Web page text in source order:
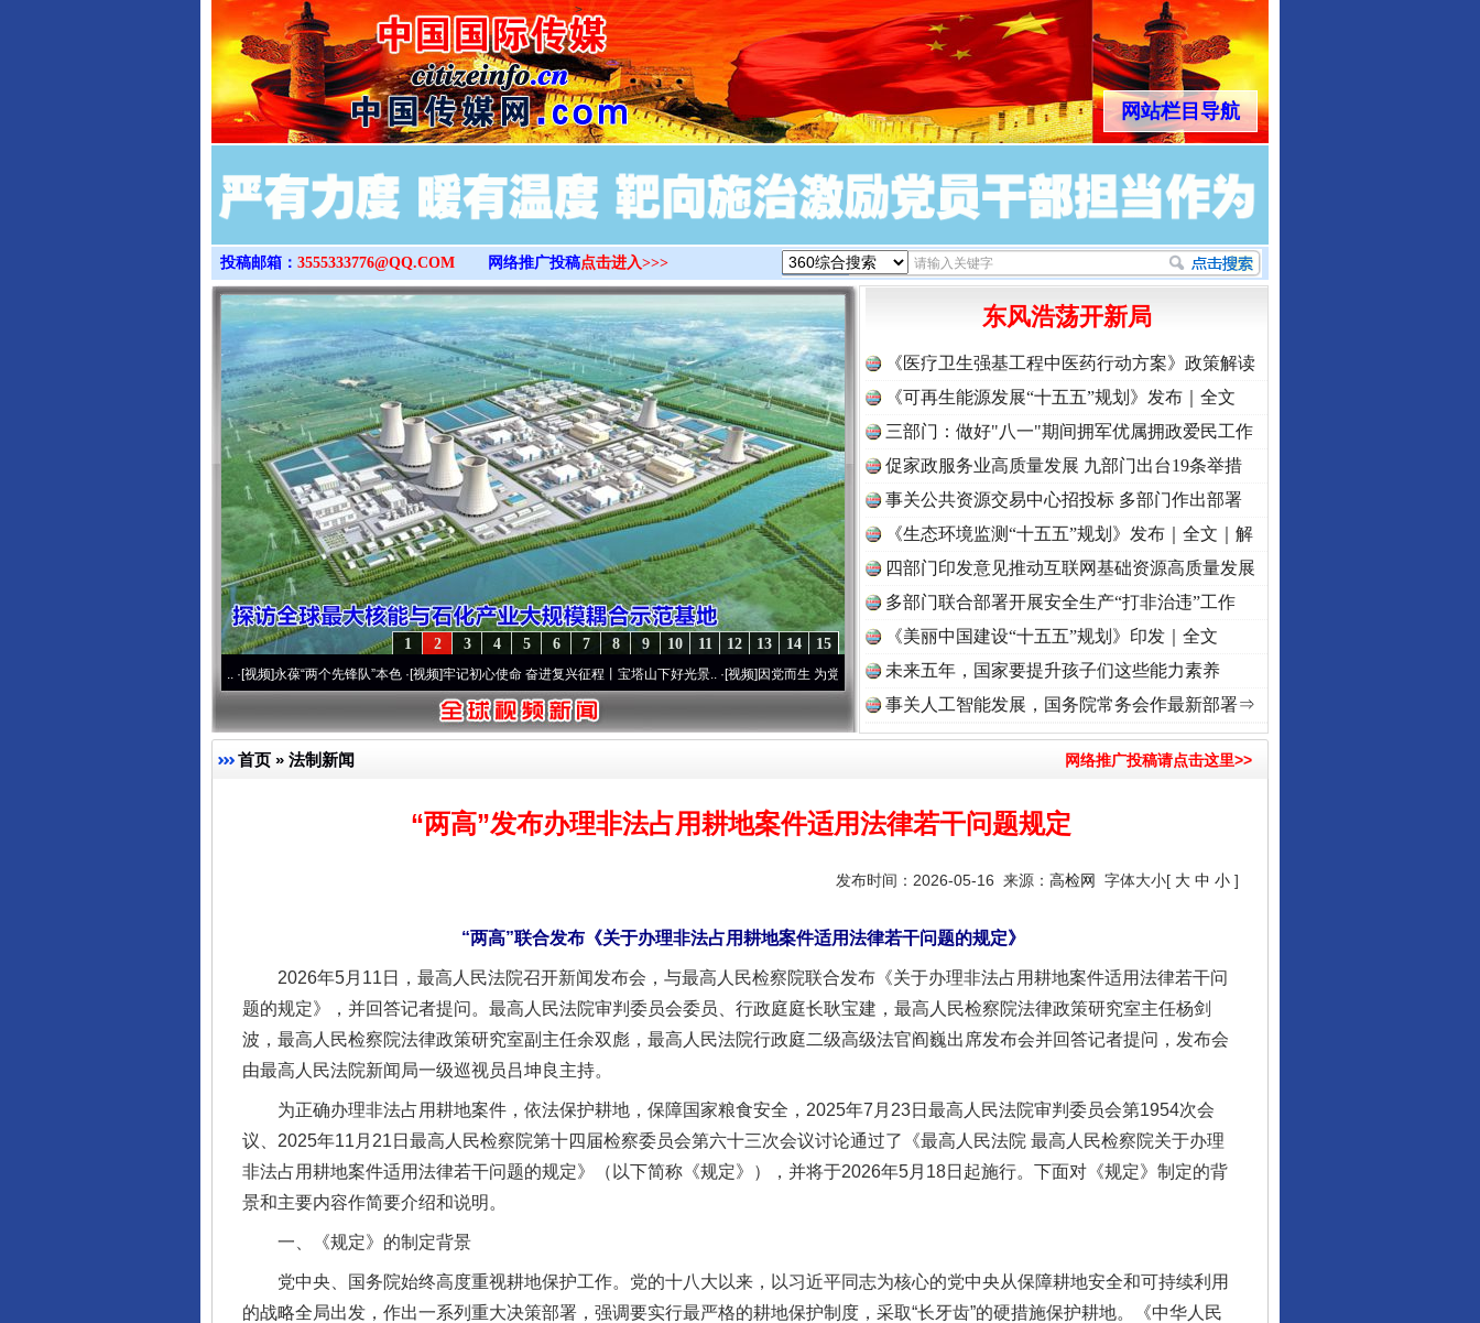
>
网站栏目导航
投稿邮箱： 3555333776@QQ.COM 网络推广投稿点击进入>>>
15
14
13
12
11
10
9
8
7
6
5
4
3
2
1
永葆“两个先锋队”本色·[视频]牢记初心使命 奋进复兴征程丨宝塔山下好光景..·[视频]因党而生 为党而战——百年“纪”事⑧加强纪律.. ·[视频]牢记初心使命 奋进复兴征程丨“转折之城”激荡..
东风浩荡开新局
《医疗卫生强基工程中医药行动方案》政策解读
《可再生能源发展“十五五”规划》发布｜全文
三部门：做好"八一"期间拥军优属拥政爱民工作
促家政服务业高质量发展 九部门出台19条举措
事关公共资源交易中心招投标 多部门作出部署
《生态环境监测“十五五”规划》发布｜全文｜解
读
四部门印发意见推动互联网基础资源高质量发展
多部门联合部署开展安全生产“打非治违”工作
《美丽中国建设“十五五”规划》印发｜全文
未来五年，国家要提升孩子们这些能力素养
事关人工智能发展，国务院常务会作最新部署⇒
首页 » 法制新闻 网络推广投稿请点击这里>>
“两高”发布办理非法占用耕地案件适用法律若干问题规定
发布时间：2026-05-16 来源： 高检网 字体大小[ 大 中 小 ]
“两高”联合发布《关于办理非法占用耕地案件适用法律若干问题的规定》
2026年5月11日，最高人民法院召开新闻发布会，与最高人民检察院联合发布《关于办理非法占用耕地案件适用法律若干问
题的规定》，并回答记者提问。最高人民法院审判委员会委员、行政庭庭长耿宝建，最高人民检察院法律政策研究室主任杨剑
波，最高人民检察院法律政策研究室副主任余双彪，最高人民法院行政庭二级高级法官阎巍出席发布会并回答记者提问，发布会
由最高人民法院新闻局一级巡视员吕坤良主持。
为正确办理非法占用耕地案件，依法保护耕地，保障国家粮食安全，2025年7月23日最高人民法院审判委员会第1954次会
议、2025年11月21日最高人民检察院第十四届检察委员会第六十三次会议讨论通过了《最高人民法院 最高人民检察院关于办理
非法占用耕地案件适用法律若干问题的规定》（以下简称《规定》），并将于2026年5月18日起施行。下面对《规定》制定的背
景和主要内容作简要介绍和说明。
一、《规定》的制定背景
党中央、国务院始终高度重视耕地保护工作。党的十八大以来，以习近平同志为核心的党中央从保障耕地安全和可持续利用
的战略全局出发，作出一系列重大决策部署，强调要实行最严格的耕地保护制度，采取“长牙齿”的硬措施保护耕地。《中华人民